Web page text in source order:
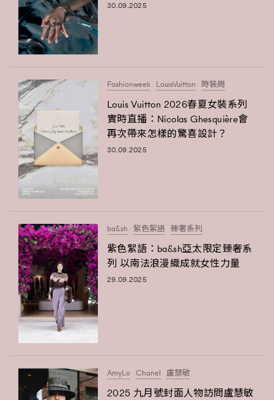
30.09.2025
Fashionweek LouisVuitton 時裝周
Louis Vuitton 2026春夏女裝系列
實時直播：Nicolas Ghesquière會
再次帶來怎樣的驚喜設計？
30.09.2025
ba&sh 紫色絮語 臻奢系列
紫色絮語：ba&sh亞太限定臻奢系
列 以南法浪漫織成就女性力量
29.09.2025
AmyLo Chanel 盧慧敏
2025 九月號封面人物訪問盧慧敏